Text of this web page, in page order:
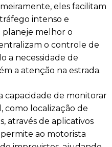
eles facilitam
intenso e
melhor o
o controle de
a necessidade de
a atenção na estrada.
de monitorar
como localização de
através de aplicativos
ao motorista